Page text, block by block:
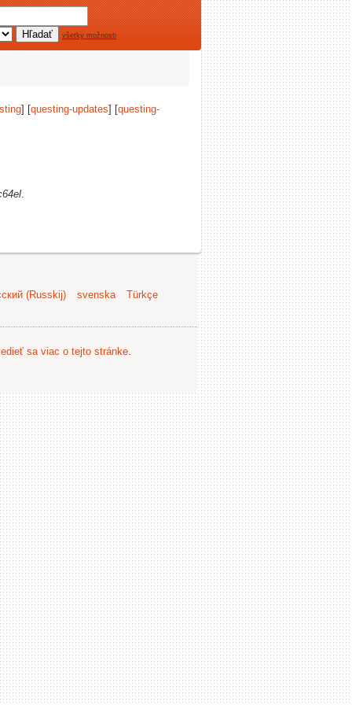
všetky možnosti
] [questing-updates] [questing-
.
(Russkij) svenska Türkçe
sa viac o tejto stránke.